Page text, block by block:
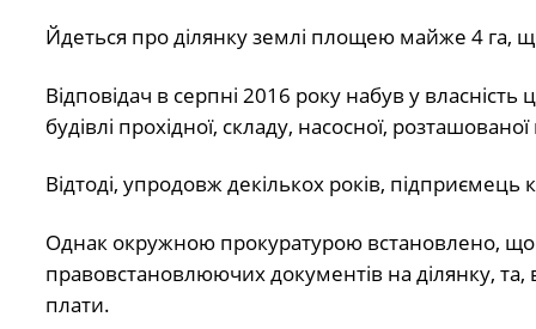
Йдеться про ділянку землі площею майже 4 га,
Відповідач в серпні 2016 року набув у
будівлі прохідної, складу, насосної,
Відтоді, упродовж декількох років, підприємець
Однак окружною прокуратурою встановлено,
правовстановлюючих документів на ділянку,
плати.